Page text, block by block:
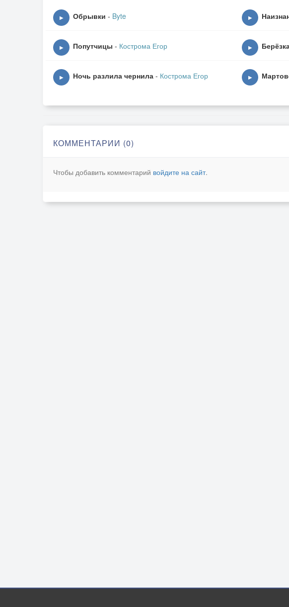
▶ Обрывки - Byte ▶
▶ Попутчицы - Кострома Егор ▶
▶ Ночь разлила чернила - Кострома Егор ▶
КОММЕНТАРИИ (0)
Чтобы добавить комментарий войдите на сайт.